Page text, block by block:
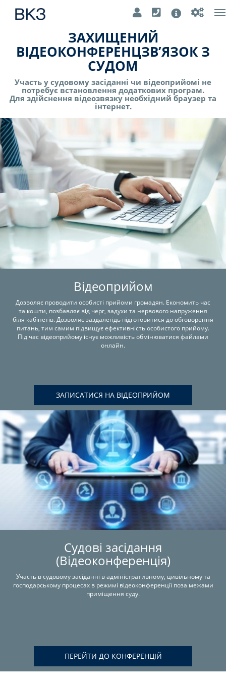
ЗАХИЩЕНИЙ
ВІДЕОКОНФЕРЕНЦЗВ’ЯЗОК З
СУДОМ
Участь у судовому засіданні чи відеоприйомі не
потребує встановлення додаткових програм.
Для здійснення відеозвязку необхідний браузер та
інтернет.
Відеоприйом
Дозволяє проводити особисті прийоми громадян. Економить час
та кошти, позбавляє від черг, задухи та нервового напруження
біля кабінетів. Дозволяє заздалегідь підготовитися до обговорення
питань, тим самим підвищує ефективність особистого прийому.
Під час відеоприйому існує можливість обмінюватися файлами
онлайн.
ЗАПИСАТИСЯ НА ВІДЕОПРИЙОМ
Судові засідання
(Відеоконференція)
Участь в судовому засіданні в адміністративному, цивільному та
господарському процесах в режимі відеоконференції поза межами
приміщення суду.
ПЕРЕЙТИ ДО КОНФЕРЕНЦІЙ